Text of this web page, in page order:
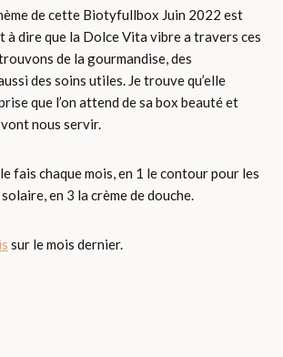
de cette Biotyfullbox Juin 2022 est
à dire que la Dolce Vita vibre a travers ces
de la gourmandise, des
des soins utiles. Je trouve qu’elle
que l’on attend de sa box beauté et
nous servir.
fais chaque mois, en 1 le contour pour les
en 3 la crème de douche.
sur le mois dernier.